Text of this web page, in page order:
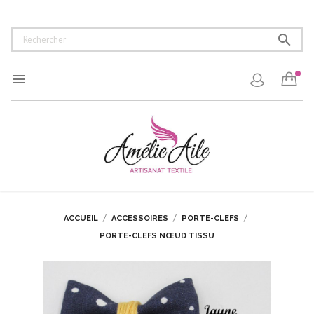


ACCUEIL ACCESSOIRES
PORTE-CLEFS
PORTE-CLEFS NŒUD TISSU